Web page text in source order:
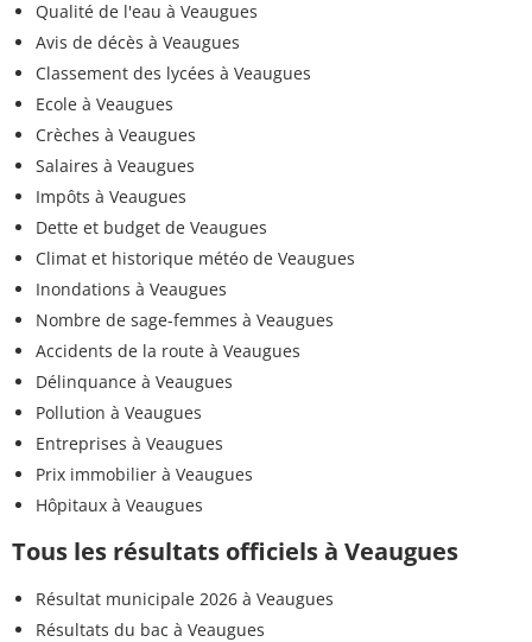
Qualité de l'eau à Veaugues
Avis de décès à Veaugues
Classement des lycées à Veaugues
Ecole à Veaugues
Crèches à Veaugues
Salaires à Veaugues
Impôts à Veaugues
Dette et budget de Veaugues
Climat et historique météo de Veaugues
Inondations à Veaugues
Nombre de sage-femmes à Veaugues
Accidents de la route à Veaugues
Délinquance à Veaugues
Pollution à Veaugues
Entreprises à Veaugues
Prix immobilier à Veaugues
Hôpitaux à Veaugues
Tous les résultats officiels à Veaugues
Résultat municipale 2026 à Veaugues
Résultats du bac à Veaugues